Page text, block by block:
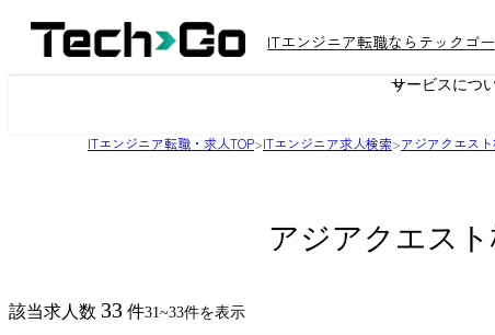
ITエンジニア転職ならテックゴー
サービスにつ
ITエンジニア転職・求人TOP>ITエンジニア求人検索>アジアクエス
アジアクエス
該当求人数 33 件31~33件を表示